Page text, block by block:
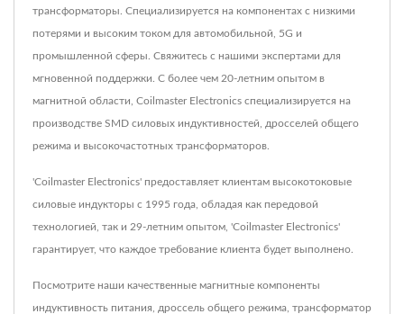
трансформаторы. Специализируется на компонентах с низкими
потерями и высоким током для автомобильной, 5G и
промышленной сферы. Свяжитесь с нашими экспертами для
мгновенной поддержки. С более чем 20-летним опытом в
магнитной области, Coilmaster Electronics специализируется на
производстве SMD силовых индуктивностей, дросселей общего
режима и высокочастотных трансформаторов.
'Coilmaster Electronics' предоставляет клиентам высокотоковые
силовые индукторы с 1995 года, обладая как передовой
технологией, так и 29-летним опытом, 'Coilmaster Electronics'
гарантирует, что каждое требование клиента будет выполнено.
Посмотрите наши качественные магнитные компоненты
индуктивность питания дроссель общего режима трансформатор